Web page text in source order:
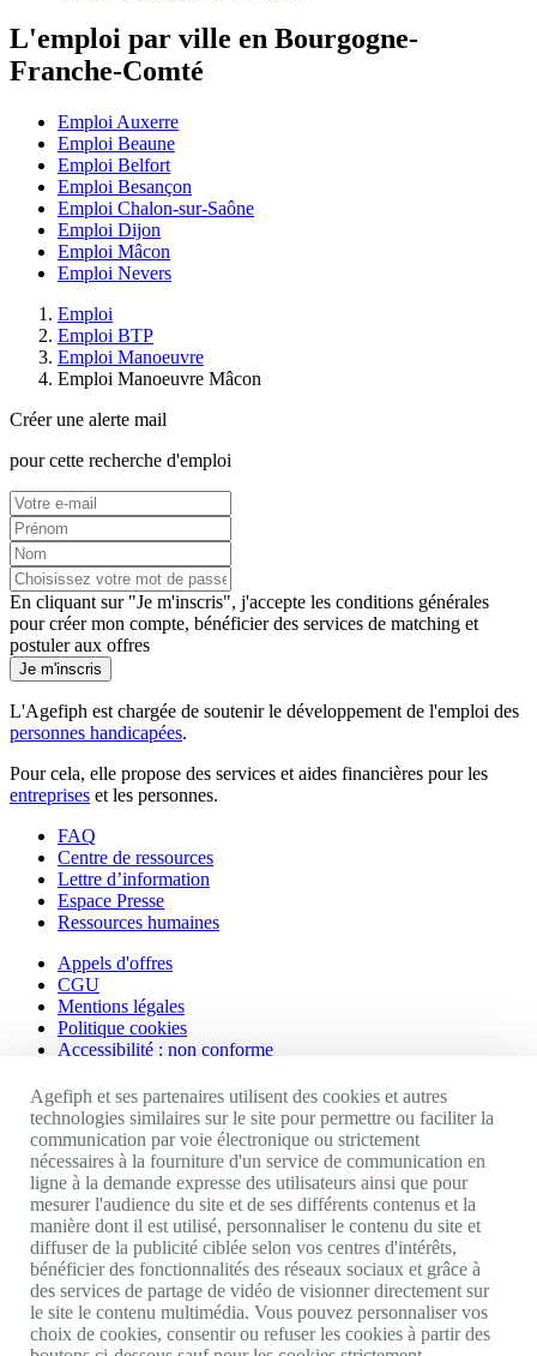
L'emploi par ville en Bourgogne-
Franche-Comté
Emploi Auxerre
Emploi Beaune
Emploi Belfort
Emploi Besançon
Emploi Chalon-sur-Saône
Emploi Dijon
Emploi Mâcon
Emploi Nevers
Emploi
Emploi BTP
Emploi Manoeuvre
Emploi Manoeuvre Mâcon
Créer une alerte mail
pour cette recherche d'emploi
En cliquant sur "Je m'inscris", j'accepte les conditions générales
pour créer mon compte, bénéficier des services de matching et
postuler aux offres
Je m'inscris
L'Agefiph est chargée de soutenir le développement de l'emploi des
personnes handicapées.
Pour cela, elle propose des services et aides financières pour les
entreprises et les personnes.
FAQ
Centre de ressources
Lettre d’information
Espace Presse
Ressources humaines
Appels d'offres
CGU
Mentions légales
Politique cookies
Accessibilité : non conforme
Nos autres sites
Site portail Agefiph
Activateur de progrès
Handinnov
Innovation et recherche
Université du RRH
Service AppuiPro
Nous suivre
Agefiph et ses partenaires utilisent des cookies et autres
technologies similaires sur le site pour permettre ou faciliter la
communication par voie électronique ou strictement
nécessaires à la fourniture d'un service de communication en
ligne à la demande expresse des utilisateurs ainsi que pour
mesurer l'audience du site et de ses différents contenus et la
manière dont il est utilisé, personnaliser le contenu du site et
diffuser de la publicité ciblée selon vos centres d'intérêts,
bénéficier des fonctionnalités des réseaux sociaux et grâce à
des services de partage de vidéo de visionner directement sur
le site le contenu multimédia. Vous pouvez personnaliser vos
choix de cookies, consentir ou refuser les cookies à partir des